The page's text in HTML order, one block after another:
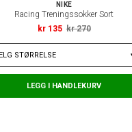
NIKE
Racing Treningssokker Sort
kr 135 kr 270
STØRRELSE
LEGG I HANDLEKURV